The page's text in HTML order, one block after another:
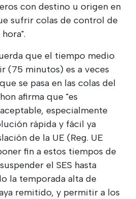
con destino u origen en
sufrir colas de control de
que el tiempo medio
(75 minutos) es a veces
se pasa en las colas del
afirma que "es
especialmente
rápida y fácil ya
de la UE (Reg. UE
fin a estos tiempos de
el SES hasta
la temporada alta de
remitido, y permitir a los